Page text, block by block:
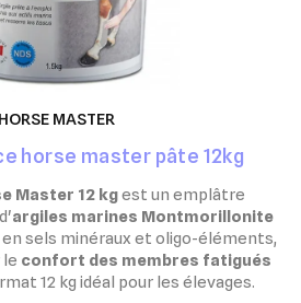
HORSE MASTER
horse master pâte 12kg
Master 12 kgest un emplâtre
argiles marines Montmorillonite
sels minéraux et oligo-éléments,
confort des membres fatigués
12 kg idéal pour les élevages.